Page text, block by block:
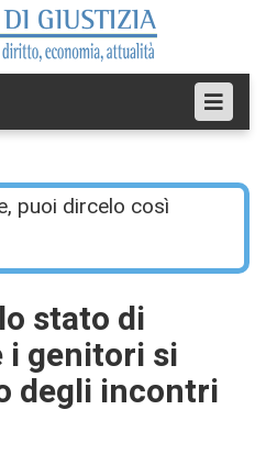
puoi dircelo così
stato di
i genitori si
degli incontri